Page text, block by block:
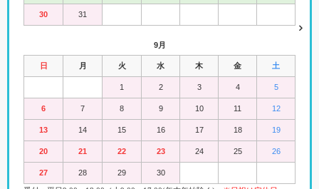
30 31
9月
日 月 火 水 木 金 土
1 2 3 4 5
6 7 8 9 10 11 12
13 14 15 16 17 18 19
20 21 22 23 24 25 26
27 28 29 30